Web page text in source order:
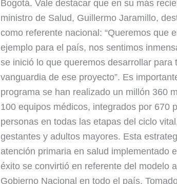
Bogotá. Vale destacar que en su más
ministro de Salud, Guillermo Jaramillo,
como referente nacional: “Queremos que
ejemplo para el país, nos sentimos
se inició lo que queremos desarrollar para
vanguardia de ese proyecto”. Es
programa se han realizado un millón 360
100 equipos médicos, integrados por 670
personas en todas las etapas del ciclo
gestantes y adultos mayores. Esta
atención primaria en salud implementado
éxito se convirtió en referente del modelo
Gobierno Nacional en todo el país.
Casa
en
el
Magdalena